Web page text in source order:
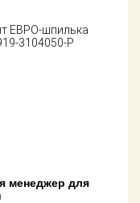
ЕВРО-шпилька
3104050-Р
менеджер для